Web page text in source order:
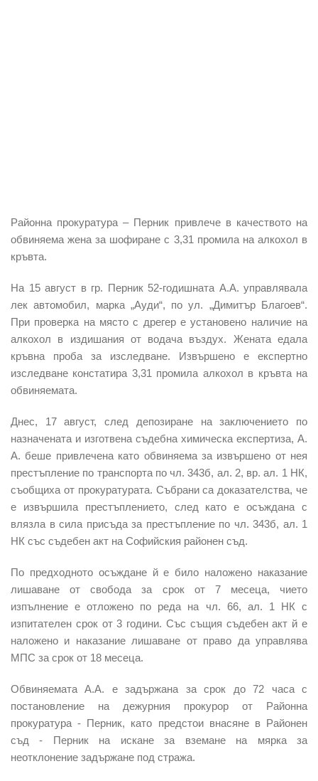
Районна прокуратура – Перник привлече в качеството на
обвиняема жена за шофиране с 3,31 промила на алкохол в
кръвта.
На 15 август в гр. Перник 52-годишната А.А. управлявала
лек автомобил, марка „Ауди“, по ул. „Димитър Благоев“.
При проверка на място с дрегер е установено наличие на
алкохол в издишания от водача въздух. Жената едала
кръвна проба за изследване. Извършено е експертно
изследване констатира 3,31 промила алкохол в кръвта на
обвиняемата.
Днес, 17 август, след депозиране на заключението по
назначената и изготвена съдебна химическа експертиза, А.
А. беше привлечена като обвиняема за извършено от нея
престъпление по транспорта по чл. 343б, ал. 2, вр. ал. 1 НК,
съобщиха от прокуратурата. Събрани са доказателства, че
е извършила престъплението, след като е осъждана с
влязла в сила присъда за престъпление по чл. 343б, ал. 1
НК със съдебен акт на Софийския районен съд.
По предходното осъждане й е било наложено наказание
лишаване от свобода за срок от 7 месеца, чието
изпълнение е отложено по реда на чл. 66, ал. 1 НК с
изпитателен срок от 3 години. Със същия съдебен акт й е
наложено и наказание лишаване от право да управлява
МПС за срок от 18 месеца.
Обвиняемата А.А. е задържана за срок до 72 часа с
постановление на дежурния прокурор от Районна
прокуратура - Перник, като предстои внасяне в Районен
съд - Перник на искане за вземане на мярка за
неотклонение задържане под стража.